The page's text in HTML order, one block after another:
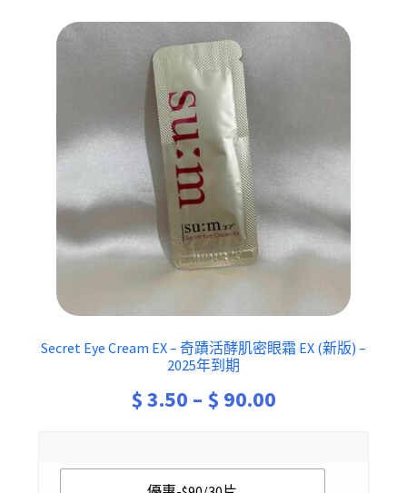
Secret Eye Cream EX – 奇蹟活酵肌密眼霜 EX (新版) –
2025年到期
$3.50 – $ 90.00
$ 3.50